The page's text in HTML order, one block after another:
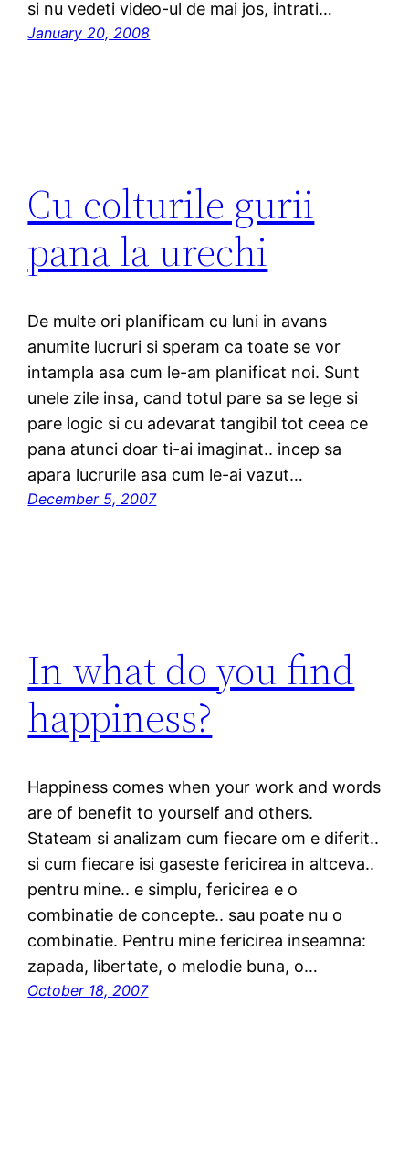
si nu vedeti video-ul de mai jos, intrati…
January 20, 2008
Cu colturile gurii
pana la urechi
De multe ori planificam cu luni in avans
anumite lucruri si speram ca toate se vor
intampla asa cum le-am planificat noi. Sunt
unele zile insa, cand totul pare sa se lege si
pare logic si cu adevarat tangibil tot ceea ce
pana atunci doar ti-ai imaginat.. incep sa
apara lucrurile asa cum le-ai vazut…
December 5, 2007
In what do you find
happiness?
Happiness comes when your work and words
are of benefit to yourself and others.
Stateam si analizam cum fiecare om e diferit..
si cum fiecare isi gaseste fericirea in altceva..
pentru mine.. e simplu, fericirea e o
combinatie de concepte.. sau poate nu o
combinatie. Pentru mine fericirea inseamna:
zapada, libertate, o melodie buna, o…
October 18, 2007